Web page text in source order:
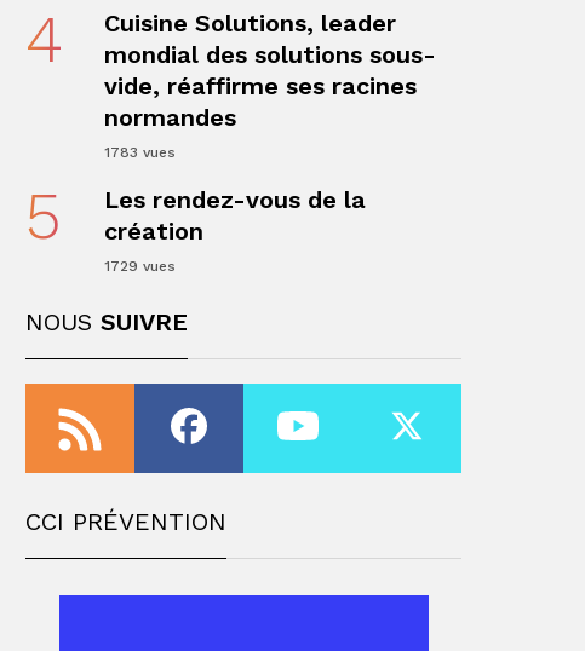
Partager
4
Cuisine Solutions, leader
mondial des solutions sous-
vide, réaffirme ses racines
normandes
1783 vues
5
Les rendez-vous de la
création
1729 vues
NOUS SUIVRE
CCI PRÉVENTION